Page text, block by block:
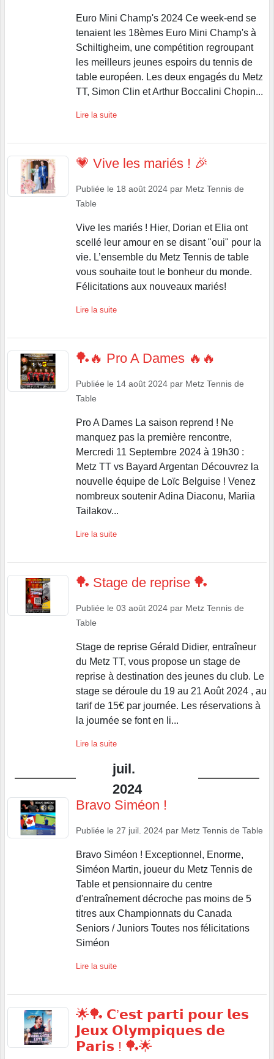
Euro Mini Champ's 2024 Ce week-end se
tenaient les 18èmes Euro Mini Champ's à
Schiltigheim, une compétition regroupant
les meilleurs jeunes espoirs du tennis de
table européen. Les deux engagés du Metz
TT, Simon Clin et Arthur Boccalini Chopin...
Lire la suite
💗 Vive les mariés ! 🎉
Publiée le 18 août 2024 par Metz Tennis de
Table
Vive les mariés ! Hier, Dorian et Elia ont
scellé leur amour en se disant "oui" pour la
vie. L’ensemble du Metz Tennis de table
vous souhaite tout le bonheur du monde.
Félicitations aux nouveaux mariés!
Lire la suite
🏓🔥 Pro A Dames 🔥🔥
Publiée le 14 août 2024 par Metz Tennis de
Table
Pro A Dames La saison reprend ! Ne
manquez pas la première rencontre,
Mercredi 11 Septembre 2024 à 19h30 :
Metz TT vs Bayard Argentan Découvrez la
nouvelle équipe de Loïc Belguise ! Venez
nombreux soutenir Adina Diaconu, Mariia
Tailakov...
Lire la suite
🏓 Stage de reprise 🏓
Publiée le 03 août 2024 par Metz Tennis de
Table
Stage de reprise Gérald Didier, entraîneur
du Metz TT, vous propose un stage de
reprise à destination des jeunes du club. Le
stage se déroule du 19 au 21 Août 2024 , au
tarif de 15€ par journée. Les réservations à
la journée se font en li...
Lire la suite
juil.
2024
Bravo Siméon !
Publiée le 27 juil. 2024 par Metz Tennis de Table
Bravo Siméon ! Exceptionnel, Enorme,
Siméon Martin, joueur du Metz Tennis de
Table et pensionnaire du centre
d'entraînement décroche pas moins de 5
titres aux Championnats du Canada
Seniors / Juniors Toutes nos félicitations
Siméon
Lire la suite
🌟🏓 𝗖’𝗲𝘀𝘁 𝗽𝗮𝗿𝘁𝗶 𝗽𝗼𝘂𝗿 𝗹𝗲𝘀
𝗝𝗲𝘂𝘅 𝗢𝗹𝘆𝗺𝗽𝗶𝗾𝘂𝗲𝘀 𝗱𝗲
𝗣𝗮𝗿𝗶𝘀 ! 🏓🌟